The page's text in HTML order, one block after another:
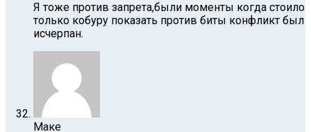
Я тоже против запрета,были моменты когда стоило
только кобуру показать против биты конфликт был
исчерпан.
Маке